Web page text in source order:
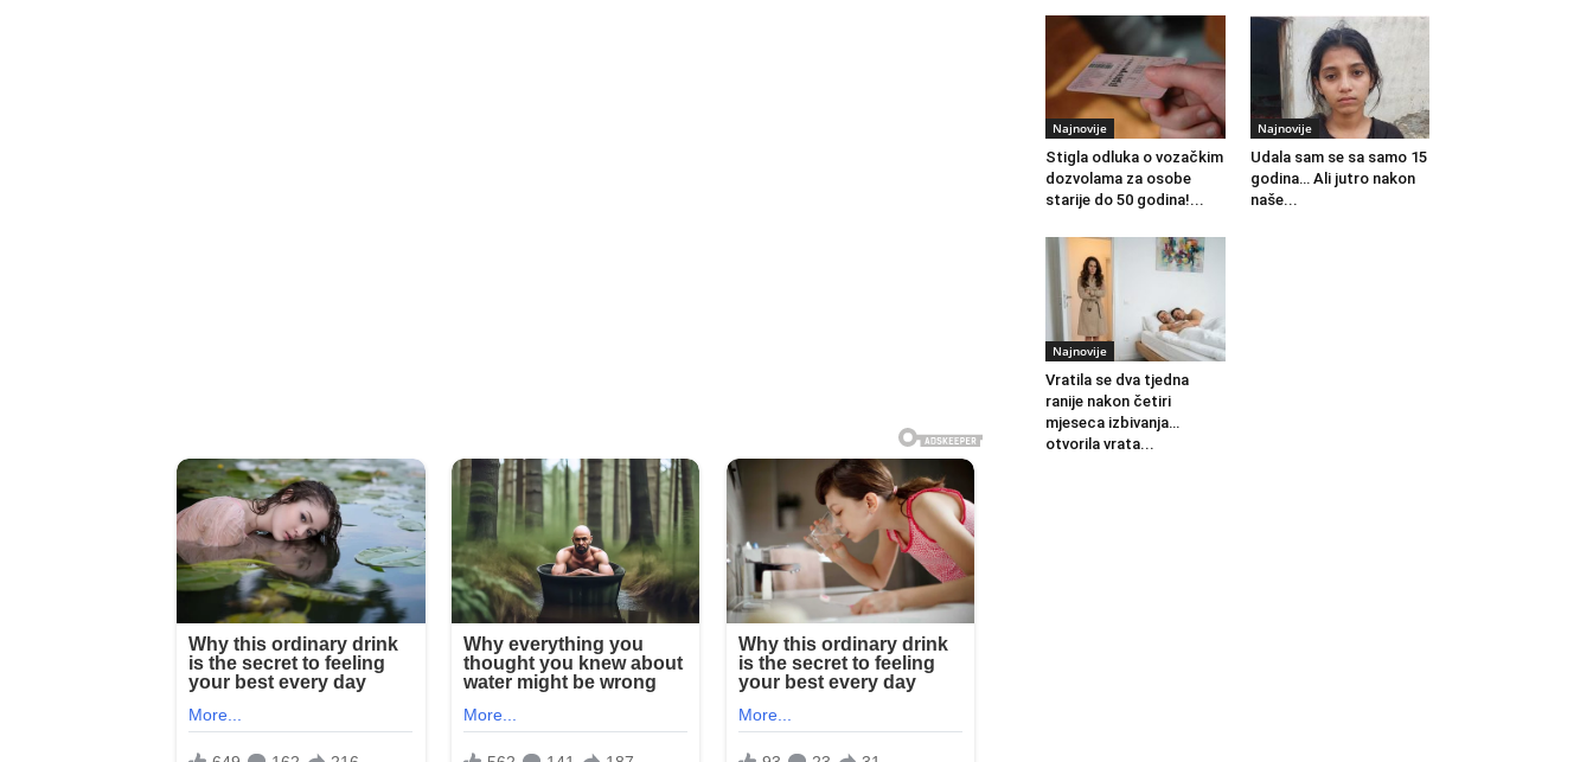
Najnovije
Stigla odluka o vozačkim
dozvolama za osobe
starije do 50 godina!...
Najnovije
Udala sam se sa samo 15
godina… Ali jutro nakon
naše...
Najnovije
Vratila se dva tjedna
ranije nakon četiri
mjeseca izbivanja…
otvorila vrata...